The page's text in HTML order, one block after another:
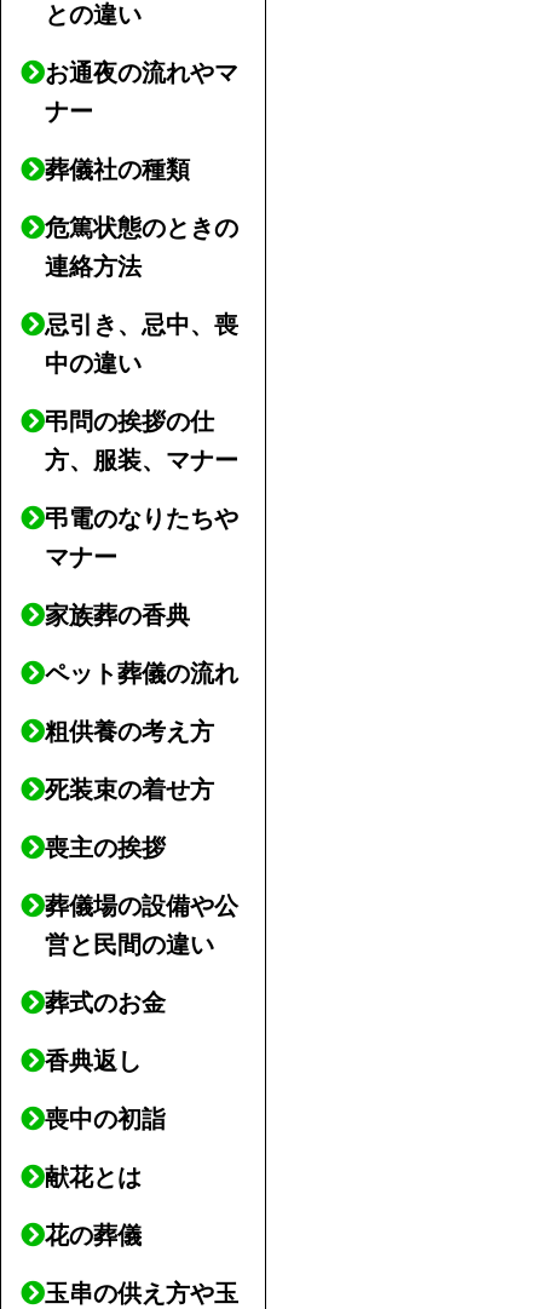
との違い
お通夜の流れやマ
ナー
葬儀社の種類
危篤状態のときの
連絡方法
忌引き、忌中、喪
中の違い
弔問の挨拶の仕
方、服装、マナー
弔電のなりたちや
マナー
家族葬の香典
ペット葬儀の流れ
粗供養の考え方
死装束の着せ方
喪主の挨拶
葬儀場の設備や公
営と民間の違い
葬式のお金
香典返し
喪中の初詣
献花とは
花の葬儀
玉串の供え方や玉